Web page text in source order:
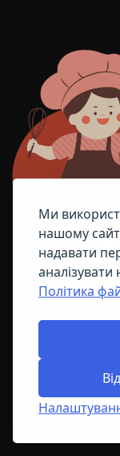
Ми
нашому
надавати
Політика
©